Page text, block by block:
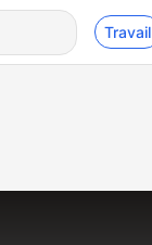
Travail